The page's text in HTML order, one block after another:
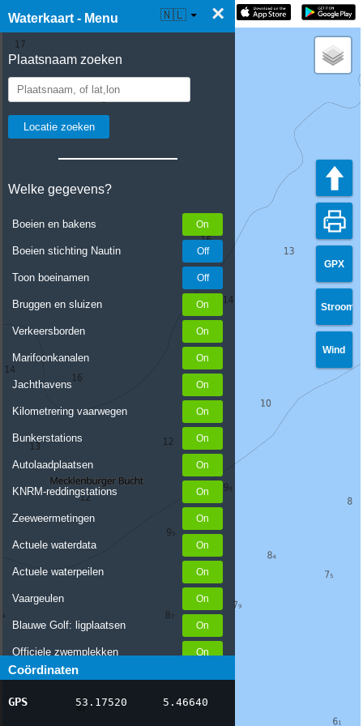
Waterkaart - Menu ×
Plaatsnaam zoeken
Welke gegevens?
Boeien en bakens
Boeien stichting Nautin
Toon boeinamen
Bruggen en sluizen
Verkeersborden
Marifoonkanalen
Jachthavens
Kilometrering vaarwegen
Bunkerstations
Autolaadplaatsen
KNRM-reddingstations
Zeeweermetingen
Actuele waterdata
Actuele waterpeilen
Vaargeulen
Blauwe Golf: ligplaatsen
Officiele zwemplekken
Stremmingen/hinder
AIS scheepsposities
Coördinaten
GPS 53.17520 5.46640
☰ Waterkaart Live 🇳🇱
GPX
Stroom
Wind